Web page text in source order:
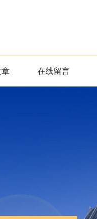
章 在线留言